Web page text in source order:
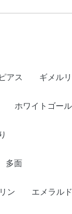
アス ギメル
ホワイトゴー
多面
ン エメラルド